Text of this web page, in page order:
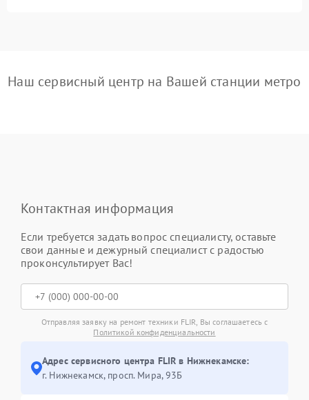
Наш сервисный центр на Вашей станции метро
Контактная информация
Если требуется задать вопрос специалисту, оставьте
свои данные и дежурный специалист с радостью
проконсультирует Вас!
Отправляя заявку на ремонт техники FLIR, Вы соглашаетесь с
Политикой конфиденциальности
Адрес сервисного центра FLIR в Нижнекамске:
г. Нижнекамск, просп. Мира, 93Б